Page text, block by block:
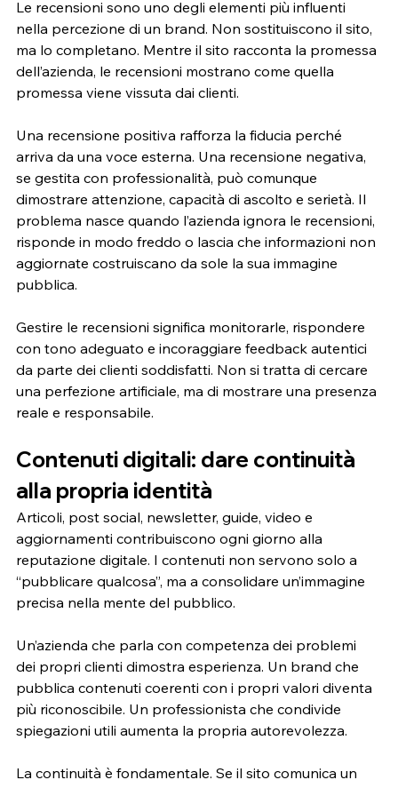
Le recensioni sono uno degli elementi più influenti
nella percezione di un brand. Non sostituiscono il sito,
ma lo completano. Mentre il sito racconta la promessa
dell’azienda, le recensioni mostrano come quella
promessa viene vissuta dai clienti.
Una recensione positiva rafforza la fiducia perché
arriva da una voce esterna. Una recensione negativa,
se gestita con professionalità, può comunque
dimostrare attenzione, capacità di ascolto e serietà. Il
problema nasce quando l’azienda ignora le recensioni,
risponde in modo freddo o lascia che informazioni non
aggiornate costruiscano da sole la sua immagine
pubblica.
Gestire le recensioni significa monitorarle, rispondere
con tono adeguato e incoraggiare feedback autentici
da parte dei clienti soddisfatti. Non si tratta di cercare
una perfezione artificiale, ma di mostrare una presenza
reale e responsabile.
Contenuti digitali: dare continuità
alla propria identità
Articoli, post social, newsletter, guide, video e
aggiornamenti contribuiscono ogni giorno alla
reputazione digitale. I contenuti non servono solo a
“pubblicare qualcosa”, ma a consolidare un’immagine
precisa nella mente del pubblico.
Un’azienda che parla con competenza dei problemi
dei propri clienti dimostra esperienza. Un brand che
pubblica contenuti coerenti con i propri valori diventa
più riconoscibile. Un professionista che condivide
spiegazioni utili aumenta la propria autorevolezza.
La continuità è fondamentale. Se il sito comunica un